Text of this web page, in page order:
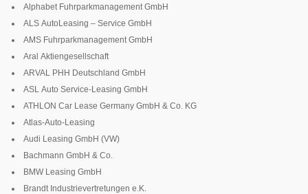
Alphabet Fuhrparkmanagement GmbH
ALS AutoLeasing – Service GmbH
AMS Fuhrparkmanagement GmbH
Aral Aktiengesellschaft
ARVAL PHH Deutschland GmbH
ASL Auto Service-Leasing GmbH
ATHLON Car Lease Germany GmbH & Co. KG
Atlas-Auto-Leasing
Audi Leasing GmbH (VW)
Bachmann GmbH & Co.
BMW Leasing GmbH
Brandt Industrievertretungen e.K.